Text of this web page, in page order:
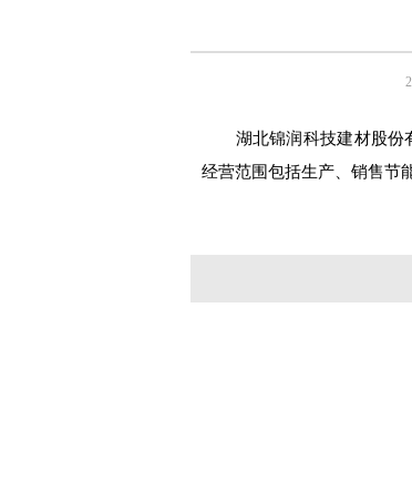
湖北锦润科技建材股份
经营范围包括生产、销售节